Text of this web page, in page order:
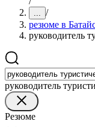
... /
резюме в
руководитель
руководитель
Резюме